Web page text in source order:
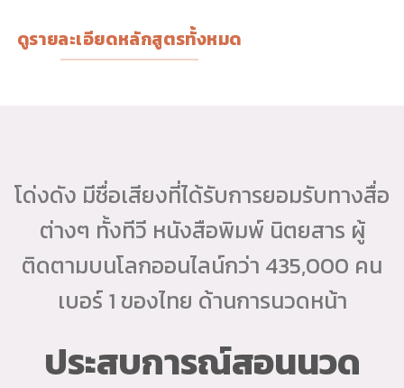
ดูรายละเอียดหลักสูตรทั้งหมด
โด่งดัง มีชื่อเสียงที่ได้รับการยอมรับทางสื่อ
ต่างๆ ทั้งทีวี หนังสือพิมพ์ นิตยสาร ผู้
ติดตามบนโลกออนไลน์กว่า 435,000 คน
เบอร์ 1 ของไทย ด้านการนวดหน้า
ประสบการณ์สอนนวด